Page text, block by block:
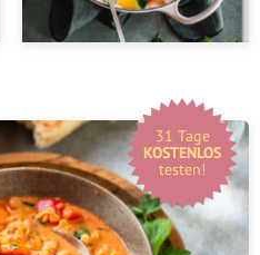
31 Tage
KOSTENLOS
testen!